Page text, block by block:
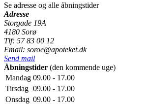
Se adresse og alle åbningstider
Adresse
Storgade 19A
4180 Sorø
Tlf: 57 83 00 12
Email: soroe@apoteket.dk
Send mail
Åbningstider (den kommende uge)
Mandag 09.00 - 17.00
Tirsdag 09.00 - 17.00
Onsdag 09.00 - 17.00